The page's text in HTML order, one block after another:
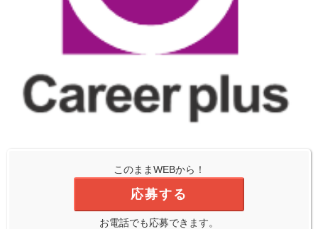
このままWEBから！
応募する
お電話でも応募できます。